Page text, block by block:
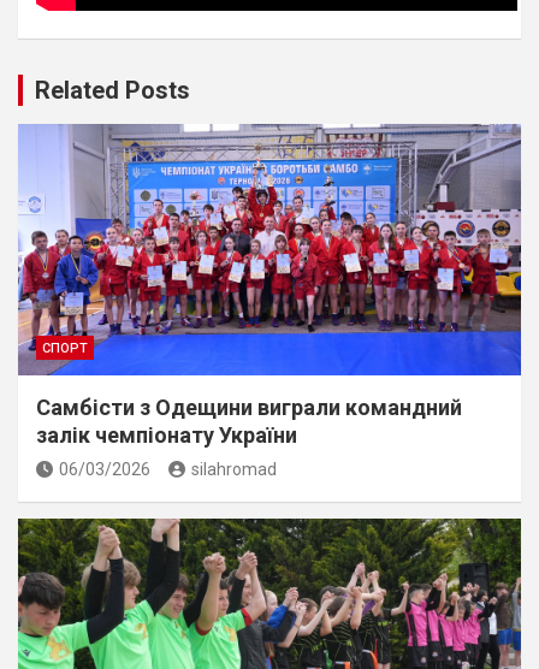
Related Posts
СПОРТ
Самбісти з Одещини виграли командний
залік чемпіонату України
06/03/2026 silahromad